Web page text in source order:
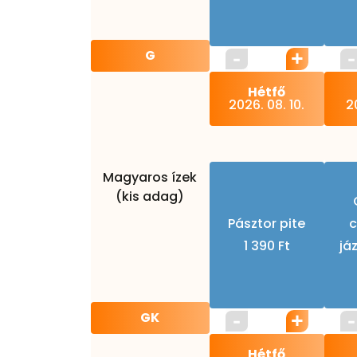
G
Magyaros ízek
(kis adag)
GK
Hétfő
2026. 08. 10.
Pásztor pite
1 390 Ft